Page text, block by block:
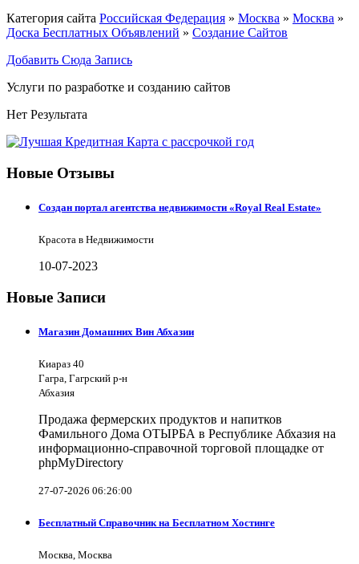
Категория сайта Российская Федерация » Москва » Москва »
Доска Бесплатных Объявлений » Создание Сайтов
Добавить Сюда Запись
Услуги по разработке и созданию сайтов
Нет Результата
Новые Отзывы
Создан портал агентства недвижимости «Royal Real Estate»
Красота в Недвижимости
10-07-2023
Новые Записи
Магазин Домашних Вин Абхазии
Киараз 40
Гагра, Гагрский р-н
Абхазия
Продажа фермерских продуктов и напитков
Фамильного Дома ОТЫРБА в Республике Абхазия на
информационно-справочной торговой площадке от
phpMyDirectory
27-07-2026 06:26:00
Бесплатный Справочник на Бесплатном Хостинге
Москва, Москва